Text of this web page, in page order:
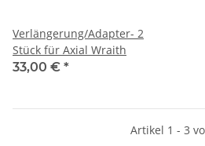
Verlängerung/Adapter- 2
Stück für Axial Wraith
33,00 € *
Artikel 1 - 3